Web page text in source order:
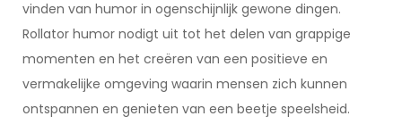
vinden van humor in ogenschijnlijk gewone dingen.
Rollator humor nodigt uit tot het delen van grappige
momenten en het creëren van een positieve en
vermakelijke omgeving waarin mensen zich kunnen
ontspannen en genieten van een beetje speelsheid.